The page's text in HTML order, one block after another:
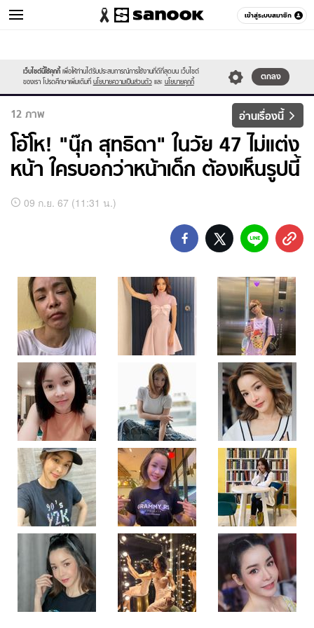
เข้าสู่ระบบสมาชิก
ข่าวบันเทิง หมวดอื่นๆ
เว็บไซต์นี้ใช้คุกกี้ เพื่อให้ท่านได้รับประสบการณ์การใช้งานที่ดีที่สุดบน เว็บไซต์
ของเรา โปรดศึกษาเพิ่มเติมที่ นโยบายความเป็นส่วนตัว และ นโยบายคุกกี้
ตกลง
12 ภาพ อ่านเรื่องนี้
โอ้โห! "นุ๊ก สุทธิดา" ในวัย 47 ไม่แต่ง
หน้า ใครบอกว่าหน้าเด็ก ต้องเห็นรูปนี้
อัลบั้ม
"นุ๊ก
สุทธิ
วัย
47
ไม่
แต่ง
หน้า
ใคร
บอก
ว่า
หน้า
เด็ก
ต้อง
เห็น
รูป
09 ก.ย. 67 (11:31 น.)